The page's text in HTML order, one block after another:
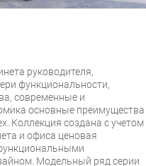
руководителя,
функциональности,
современные и
основные преимущества
Коллекция создана с учетом
и офиса ценовая
Модельный ряд серии